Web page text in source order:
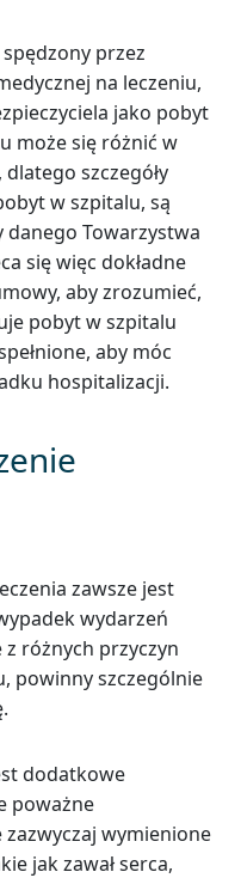
przez
na leczeniu,
jako pobyt
może się różnić w
szczegóły
w szpitalu, są
Towarzystwa
się więc dokładne
aby zrozumieć,
pobyt w szpitalu
aby móc
hospitalizacji.
zawsze jest
wydarzeń
z różnych przyczyn
powinny szczególnie
dodatkowe
poważne
wymienione
jak zawał serca,